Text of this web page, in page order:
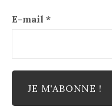
E-mail *